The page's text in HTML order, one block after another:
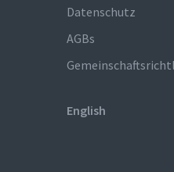
Datenschutz
AGBs
English